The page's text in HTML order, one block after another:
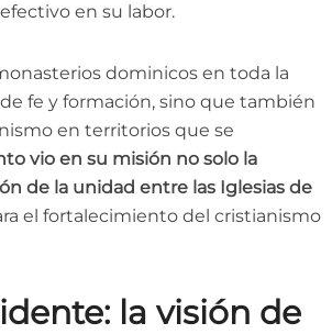
en su labor.
dominicos en toda la
fe y formación, sino que también
en territorios que se
vio en su misión no solo la
de la unidad entre las Iglesias de
el fortalecimiento del cristianismo
la visión de